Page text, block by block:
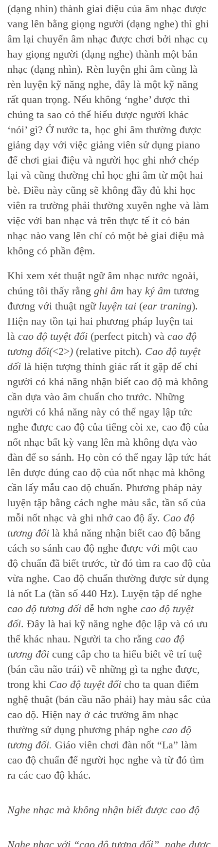
(dạng nhìn) thành giai điệu của âm nhạc được
vang lên bằng giọng người (dạng nghe) thì ghi
âm lại chuyển âm nhạc được chơi bởi nhạc cụ
hay giọng người (dạng nghe) thành một bản
nhạc (dạng nhìn). Rèn luyện ghi âm cũng là
rèn luyện kỹ năng nghe, đây là một kỹ năng
rất quan trọng. Nếu không ‘nghe’ được thì
chúng ta sao có thể hiểu được người khác
‘nói’ gì? Ở nước ta, học ghi âm thường được
giảng dạy với việc giảng viên sử dụng piano
để chơi giai điệu và người học ghi nhớ chép
lại và cũng thường chỉ học ghi âm từ một hai
bè. Điều này cũng sẽ không đầy đủ khi học
viên ra trường phải thường xuyên nghe và làm
việc với ban nhạc và trên thực tế ít có bản
nhạc nào vang lên chỉ có một bè giai điệu mà
không có phần đệm.
Khi xem xét thuật ngữ âm nhạc nước ngoài,
chúng tôi thấy rằng ghi âm hay ký âm tương
đương với thuật ngữ luyện tai (ear traning).
Hiện nay tồn tại hai phương pháp luyện tai
là cao độ tuyệt đối (perfect pitch) và cao độ
tương đối(<2>) (relative pitch). Cao độ tuyệt
đối là hiện tượng thính giác rất ít gặp để chỉ
người có khả năng nhận biết cao độ mà không
cần dựa vào âm chuẩn cho trước. Những
người có khả năng này có thể ngay lập tức
nghe được cao độ của tiếng còi xe, cao độ của
nốt nhạc bất kỳ vang lên mà không dựa vào
đàn để so sánh. Họ còn có thể ngay lập tức hát
lên được đúng cao độ của nốt nhạc mà không
cần lấy mẫu cao độ chuẩn. Phương pháp này
luyện tập bằng cách nghe màu sắc, tần số của
mỗi nốt nhạc và ghi nhớ cao độ ấy. Cao độ
tương đối là khả năng nhận biết cao độ bằng
cách so sánh cao độ nghe được với một cao
độ chuẩn đã biết trước, từ đó tìm ra cao độ của
vừa nghe. Cao độ chuẩn thường được sử dụng
là nốt La (tần số 440 Hz). Luyện tập để nghe
cao độ tương đối dễ hơn nghe cao độ tuyệt
đối. Đây là hai kỹ năng nghe độc lập và có ưu
thế khác nhau. Người ta cho rằng cao độ
tương đối cung cấp cho ta hiểu biết về trí tuệ
(bán cầu não trái) về những gì ta nghe được,
trong khi Cao độ tuyệt đối cho ta quan điểm
nghệ thuật (bán cầu não phải) hay màu sắc của
cao độ. Hiện nay ở các trường âm nhạc
thường sử dụng phương pháp nghe cao độ
tương đối. Giáo viên chơi đàn nốt “La” làm
cao độ chuẩn để người học nghe và từ đó tìm
ra các cao độ khác.
Nghe nhạc mà không nhận biết được cao độ
Nghe nhạc với “cao độ tương đối”, nghe được